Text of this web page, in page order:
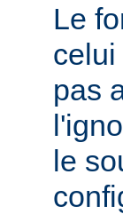
Le
celui
pas
le